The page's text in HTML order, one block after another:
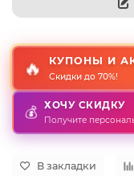
🔥 КУПОНЫ И
Скидки до 70%!
💰 ХОЧУ СКИДКУ
Получите
В закладки